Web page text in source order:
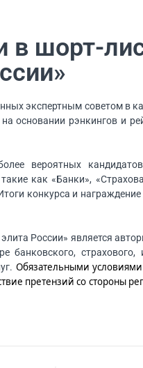
в шорт-
экспертным советом в
основании рэнкингов и
вероятных
как «Банки»,
конкурса и
России» является
банковского, страхового,
Обязательными
претензий со стороны